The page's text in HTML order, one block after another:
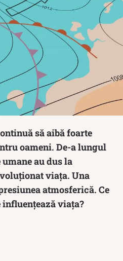
să aibă foarte
oameni. De-a lungul
au dus la
viața. Una
atmosferică. Ce
influențează viața?